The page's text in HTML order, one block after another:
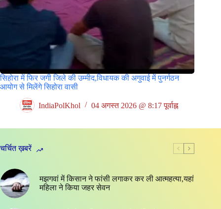
सिहोरा में फिर जगी जिले की उम्मीद,विधायक की अगुवाई में पुनर्गठन
आयोग से मिलेंगे सिहोरा वासी
IndiaPolKhol 04 अगस्त 2026 @ 8:17 पूर्वाह्न
चर्चित ख़बरें
मझगवां में किसान ने फांसी लगाकर कर ली आत्महत्या,यहां
महिला ने किया जहर सेवन